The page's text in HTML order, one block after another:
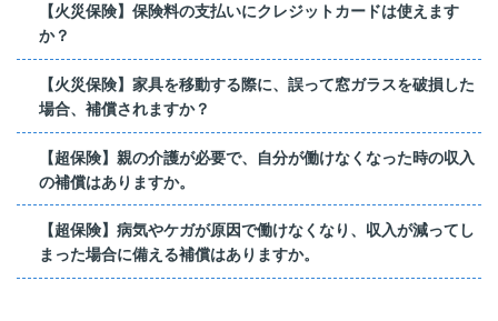
【火災保険】保険料の支払いにクレジットカードは使えます
か？
【火災保険】家具を移動する際に、誤って窓ガラスを破損した
場合、補償されますか？
【超保険】親の介護が必要で、自分が働けなくなった時の収入
の補償はありますか。
【超保険】病気やケガが原因で働けなくなり、収入が減ってし
まった場合に備える補償はありますか。